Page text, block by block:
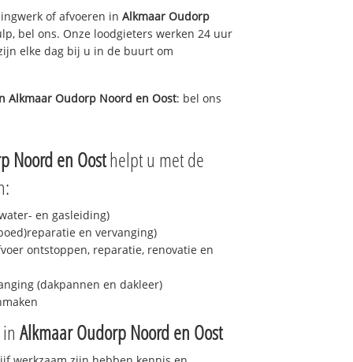
of afvoeren in Alkmaar Oudorp
bel ons. Onze loodgieters werken 24 uur
elke dag bij u in de buurt om
Alkmaar Oudorp Noord en Oost: bel ons
Noord en Oosthelpt u met de
en gasleiding)
en vervanging)
ontstoppen, reparatie, renovatie en
(dakpannen en dakleer)
Alkmaar Oudorp Noord en Oost